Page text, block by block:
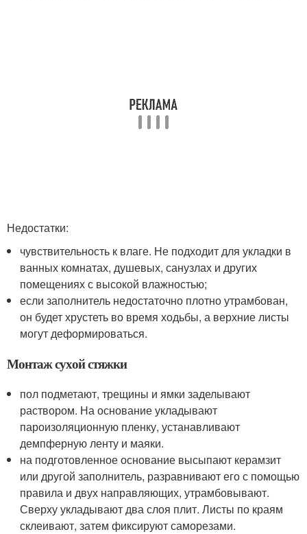
Недостатки:
чувствительность к влаге. Не подходит для укладки в
ванных комнатах, душевых, санузлах и других
помещениях с высокой влажностью;
если заполнитель недостаточно плотно утрамбован,
он будет хрустеть во время ходьбы, а верхние листы
могут деформироваться.
Монтаж сухой стяжки
пол подметают, трещины и ямки заделывают
раствором. На основание укладывают
пароизоляционную пленку, устанавливают
демпферную ленту и маяки.
на подготовленное основание высыпают керамзит
или другой заполнитель, разравнивают его с помощью
правила и двух направляющих, утрамбовывают.
Сверху укладывают два слоя плит. Листы по краям
склеивают, затем фиксируют саморезами.